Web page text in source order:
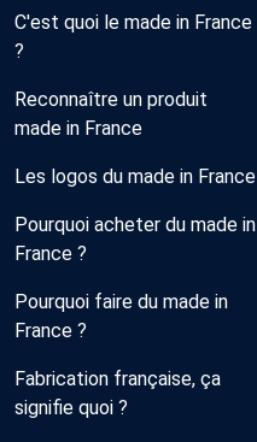
C'est quoi le made in France
?
Reconnaître un produit
made in France
Les logos du made in France
Pourquoi acheter du made in
France ?
Pourquoi faire du made in
France ?
Fabrication française, ça
signifie quoi ?